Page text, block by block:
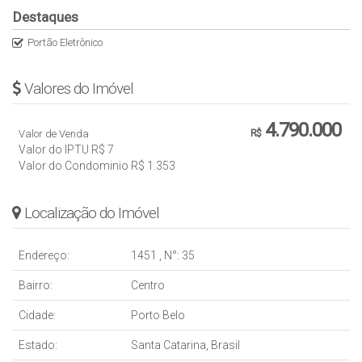
– ⁠Posição solar: Leste
– ⁠Formas de visita: marcar com antecedência com Gabriel
Destaques
Portão Eletrônico
Valores do Imóvel
R$4.790.000
Valor de Venda
Valor do IPTU R$ 7
Valor do Condominio R$ 1.353
Localização do Imóvel
Endereço: 1451 N°: 35
Bairro: Centro
Cidade: Porto Belo
Estado: Santa Catarina, Brasil